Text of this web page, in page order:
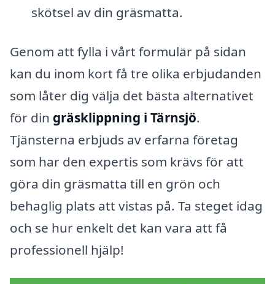
skötsel av din gräsmatta.
Genom att fylla i vårt formulär på sidan
kan du inom kort få tre olika erbjudanden
som låter dig välja det bästa alternativet
för din gräsklippning i Tärnsjö.
Tjänsterna erbjuds av erfarna företag
som har den expertis som krävs för att
göra din gräsmatta till en grön och
behaglig plats att vistas på. Ta steget idag
och se hur enkelt det kan vara att få
professionell hjälp!